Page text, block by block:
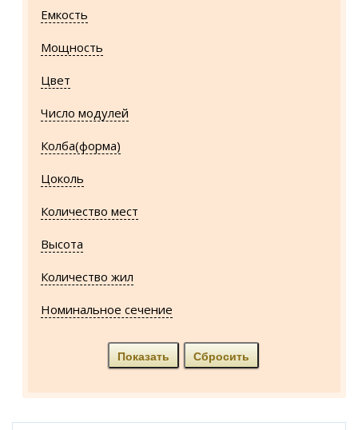
Емкость
Мощность
Цвет
Число модулей
Колба(форма)
Цоколь
Количество мест
Высота
Количество жил
Номинальное сечение